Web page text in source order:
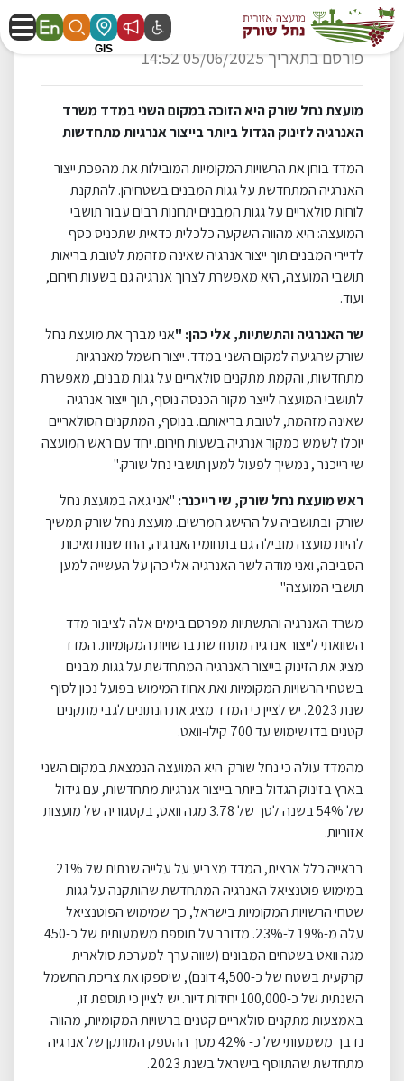
מזנקים באנרגיות
פורסם בתאריך 05/06/2025 14:52
מועצת נחל שורק היא הזוכה במקום השני במדד משרד
האנרגיה לזינוק הגדול ביותר בייצור אנרגיות מתחדשות
המדד בוחן את הרשויות המקומיות המובילות את מהפכת ייצור
האנרגיה המתחדשת על גגות המבנים בשטחיהן. להתקנת
לוחות סולאריים על גגות המבנים יתרונות רבים עבור תושבי
המועצה: היא מהווה השקעה כלכלית כדאית שתכניס כסף
לדיירי המבנים תוך ייצור אנרגיה שאינה מזהמת לטובת בריאות
תושבי המועצה, היא מאפשרת לצרוך אנרגיה גם בשעות חירום,
ועוד.
שר האנרגיה והתשתיות, אלי כהן: "אני מברך את מועצת נחל
שורק שהגיעה למקום השני במדד. ייצור חשמל מאנרגיות
מתחדשות, והקמת מתקנים סולאריים על גגות מבנים, מאפשרת
לתושבי המועצה לייצר מקור הכנסה נוסף, תוך ייצור אנרגיה
שאינה מזהמת, לטובת בריאותם. בנוסף, המתקנים הסולאריים
יוכלו לשמש כמקור אנרגיה בשעות חירום. יחד עם ראש המועצה
שי רייכנר , נמשיך לפעול למען תושבי נחל שורק."
ראש מועצת נחל שורק, שי רייכנר: "אני גאה במועצת נחל
שורק ובתושביה על ההישג המרשים. מועצת נחל שורק תמשיך
להיות מועצה מובילה גם בתחומי האנרגיה, החדשנות ואיכות
הסביבה, ואני מודה לשר האנרגיה אלי כהן על העשייה למען
תושבי המועצה"
משרד האנרגיה והתשתיות מפרסם בימים אלה לציבור מדד
השוואתי לייצור אנרגיה מתחדשת ברשויות המקומיות. המדד
מציג את הזינוק בייצור האנרגיה המתחדשת על גגות מבנים
בשטחי הרשויות המקומיות ואת אחוז המימוש בפועל נכון לסוף
שנת 2023. יש לציין כי המדד מציג את הנתונים לגבי מתקנים
קטנים בדו שימוש עד 700 קילו-וואט.
מהמדד עולה כי נחל שורק היא המועצה הנמצאת במקום השני
בארץ בזינוק הגדול ביותר בייצור אנרגיות מתחדשות, עם גידול
של 54% בשנה לסך של 3.78 מגה וואט, בקטגוריה של מועצות
אזוריות.
בראייה כלל ארצית, המדד מצביע על עלייה שנתית של 21%
במימוש פוטנציאל האנרגיה המתחדשת שהותקנה על גגות
שטחי הרשויות המקומיות בישראל, כך שמימוש הפוטנציאל
עלה מ-19% ל-23%. מדובר על תוספת משמעותית של כ-450
מגה וואט בשטחים המבונים (שווה ערך למערכת סולארית
קרקעית בשטח של כ-4,500 דונם), שיספקו את צריכת החשמל
השנתית של כ-100,000 יחידות דיור. יש לציין כי תוספת זו,
באמצעות מתקנים סולאריים קטנים ברשויות המקומיות, מהווה
נדבך משמעותי של כ- 42% מסך ההספק המותקן של אנרגיה
מתחדשת שהתווסף בישראל בשנת 2023.